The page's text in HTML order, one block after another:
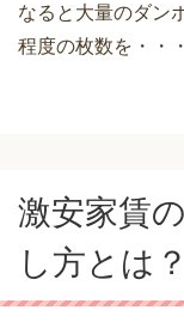
なると大量のダン
程度の枚数を・・・
激安家賃
し方とは？